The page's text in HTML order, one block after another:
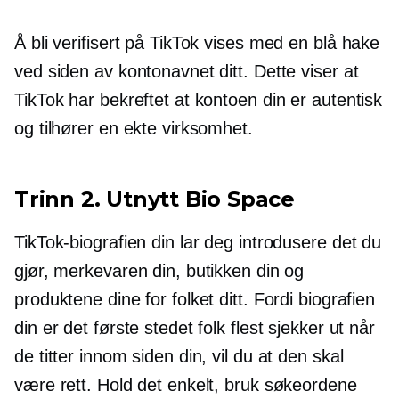
Å bli verifisert på TikTok vises med en blå hake
ved siden av kontonavnet ditt. Dette viser at
TikTok har bekreftet at kontoen din er autentisk
og tilhører en ekte virksomhet.
Trinn 2. Utnytt Bio Space
TikTok-biografien din lar deg introdusere det du
gjør, merkevaren din, butikken din og
produktene dine for folket ditt. Fordi biografien
din er det første stedet folk flest sjekker ut når
de titter innom siden din, vil du at den skal
være rett. Hold det enkelt, bruk søkeordene